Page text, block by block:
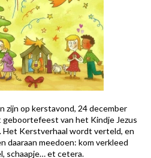
zijn op kerstavond, 24 december
geboortefeest van het Kindje Jezus
Het Kerstverhaal wordt verteld, en
daaraan meedoen: kom verkleed
schaapje… et cetera.